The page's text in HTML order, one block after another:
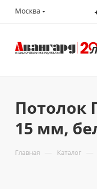
Москва
Потолок
15 мм,
Главная — Каталог —